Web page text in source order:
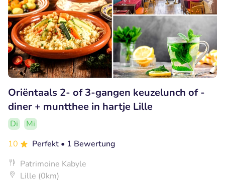
Oriëntaals 2- of 3-gangen keuzelunch of -
diner + muntthee in hartje Lille
Di
Mi
10
Perfekt • 1 Bewertung
Patrimoine Kabyle
Lille (0km)